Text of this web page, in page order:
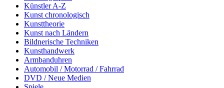
Künstler A-Z
Kunst chronologisch
Kunsttheorie
Kunst nach Ländern
Bildnerische Techniken
Kunsthandwerk
Armbanduhren
Automobil / Motorrad / Fahrrad
DVD / Neue Medien